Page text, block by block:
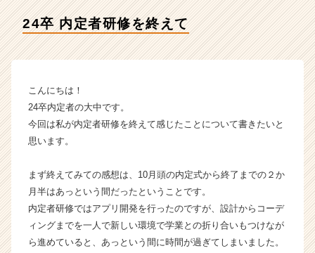
ャ
か
ら
ウ
ト
が
く
就
24卒 内定者研修を終えて
こんにちは！
24卒内定者の大中です。
今回は私が内定者研修を終えて感じたことについて書きたいと
思います。
まず終えてみての感想は、10月頭の内定式から終了までの２か
月半はあっという間だったということです。
内定者研修ではアプリ開発を行ったのですが、設計からコーデ
ィングまでを一人で新しい環境で学業との折り合いもつけなが
ら進めていると、あっという間に時間が過ぎてしまいました。